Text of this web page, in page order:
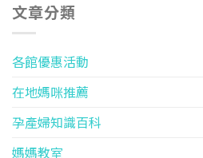
文章分類
各館優惠活動
在地媽咪推薦
孕產婦知識百科
媽媽教室